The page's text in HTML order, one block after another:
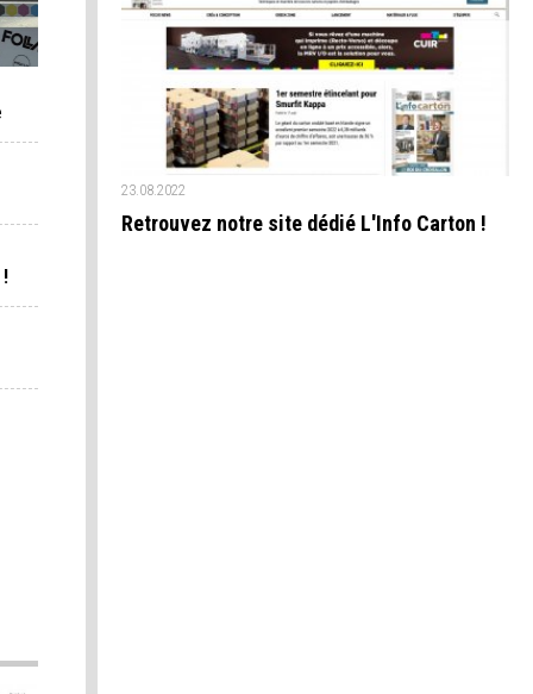
23.08.2022
Retrouvez notre site dédié L'Info Carton !